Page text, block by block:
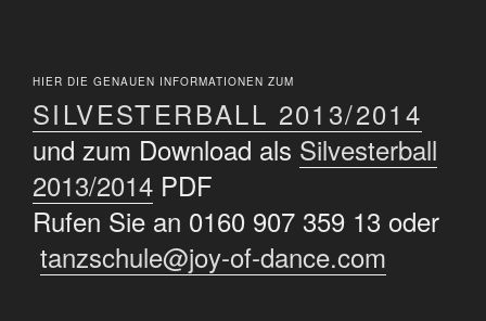
HIER DIE GENAUEN INFORMATIONEN ZUM
SILVESTERBALL 2013/2014
und zum Download als Silvesterball
2013/2014 PDF
Rufen Sie an 0160 907 359 13 oder
tanzschule@joy-of-dance.com